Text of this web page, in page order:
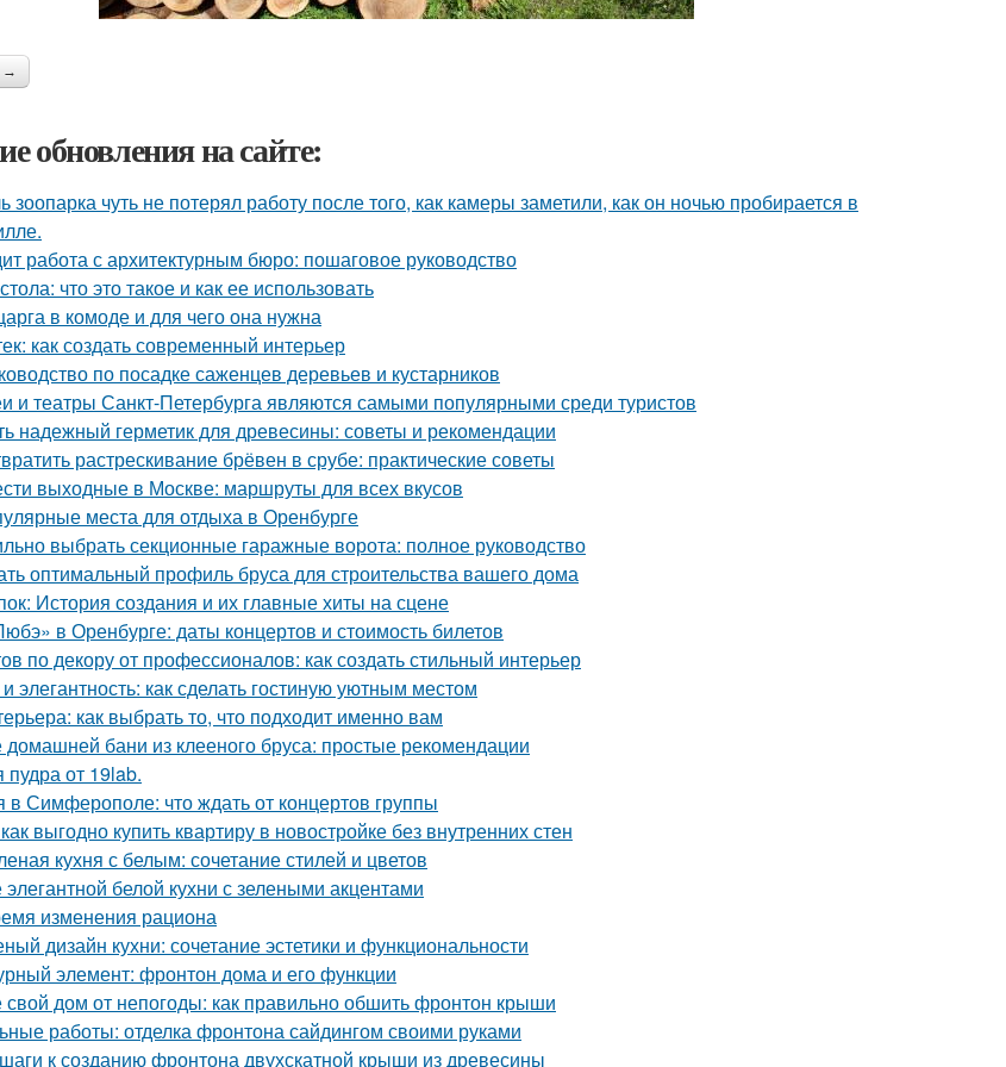
→
обновления на сайте:
зоопарка чуть не потерял работу после того, как камеры заметили, как он ночью пробирается в
работа с архитектурным бюро: пошаговое руководство
что это такое и как ее использовать
в комоде и для чего она нужна
как создать современный интерьер
по посадке саженцев деревьев и кустарников
и театры Санкт-Петербурга являются самыми популярными среди туристов
надежный герметик для древесины: советы и рекомендации
растрескивание брёвен в срубе: практические советы
выходные в Москве: маршруты для всех вкусов
места для отдыха в Оренбурге
выбрать секционные гаражные ворота: полное руководство
оптимальный профиль бруса для строительства вашего дома
История создания и их главные хиты на сцене
в Оренбурге: даты концертов и стоимость билетов
по декору от профессионалов: как создать стильный интерьер
элегантность: как сделать гостиную уютным местом
как выбрать то, что подходит именно вам
бани из клееного бруса: простые рекомендации
от 19lab.
Симферополе: что ждать от концертов группы
выгодно купить квартиру в новостройке без внутренних стен
кухня с белым: сочетание стилей и цветов
белой кухни с зелеными акцентами
изменения рациона
дизайн кухни: сочетание эстетики и функциональности
элемент: фронтон дома и его функции
дом от непогоды: как правильно обшить фронтон крыши
работы: отделка фронтона сайдингом своими руками
к созданию фронтона двухскатной крыши из древесины